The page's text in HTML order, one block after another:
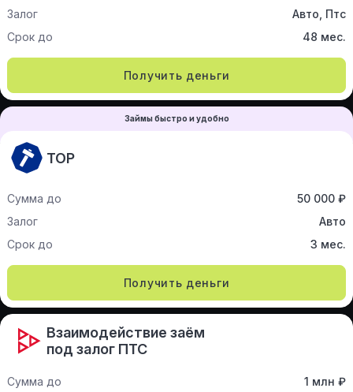
Залог
Авто, Птс
Срок до
48 мес.
Получить деньги
Займы быстро и удобно
ТОР
Сумма до
50 000 ₽
Залог
Авто
Срок до
3 мес.
Получить деньги
Взаимодействие заём
под залог ПТС
Сумма до
1 млн ₽